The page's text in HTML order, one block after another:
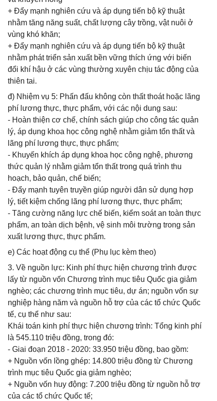
+ Đẩy mạnh nghiên cứu và áp dụng tiến bộ kỹ thuật
nhằm tăng năng suất, chất lượng cây trồng, vật nuôi ở
vùng khó khăn;
+ Đẩy mạnh nghiên cứu và áp dụng tiến bộ kỹ thuật
nhằm phát triển sản xuất bền vững thích ứng với biến
đổi khí hậu ở các vùng thường xuyên chịu tác động của
thiên tai.
đ) Nhiệm vụ 5: Phấn đấu không còn thất thoát hoặc lãng
phí lương thực, thực phẩm, với các nội dung sau:
- Hoàn thiện cơ chế, chính sách giúp cho công tác quản
lý, áp dụng khoa học công nghệ nhằm giảm tổn thất và
lãng phí lương thực, thực phẩm;
- Khuyến khích áp dụng khoa học công nghệ, phương
thức quản lý nhằm giảm tổn thất trong quá trình thu
hoạch, bảo quản, chế biến;
- Đẩy mạnh tuyên truyền giúp người dân sử dụng hợp
lý, tiết kiệm chống lãng phí lương thực, thực phẩm;
- Tăng cường năng lực chế biến, kiểm soát an toàn thực
phẩm, an toàn dịch bệnh, vệ sinh môi trường trong sản
xuất lương thực, thực phẩm.
e) Các hoạt động cụ thể (Phụ lục kèm theo)
3. Về nguồn lực: Kinh phí thực hiện chương trình được
lấy từ nguồn vốn Chương trình mục tiêu Quốc gia giảm
nghèo; các chương trình mục tiêu, dự án; nguồn vốn sự
nghiệp hàng năm và nguồn hỗ trợ của các tổ chức Quốc
tế, cụ thể như sau:
Khái toán kinh phí thực hiện chương trình: Tổng kinh phí
là 545.110 triệu đồng, trong đó:
- Giai đoạn 2018 - 2020: 33.950 triệu đồng, bao gồm:
+ Nguồn vốn lồng ghép: 14.800 triệu đồng từ Chương
trình mục tiêu Quốc gia giảm nghèo;
+ Nguồn vốn huy động: 7.200 triệu đồng từ nguồn hỗ trợ
của các tổ chức Quốc tế;